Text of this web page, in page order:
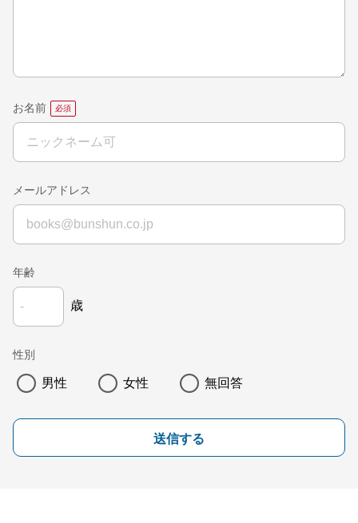
お名前
メールアドレス
年齢
歳
性別
男性 女性 無回答
送信する